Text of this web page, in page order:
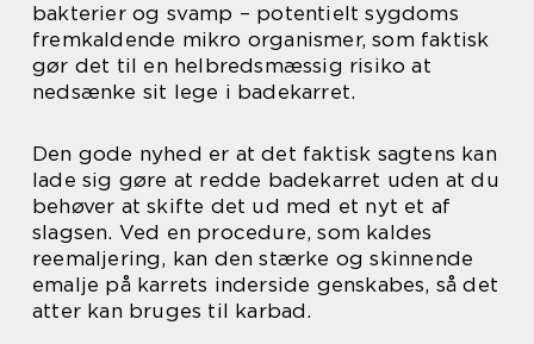
bakterier og svamp – potentielt sygdoms
fremkaldende mikro organismer, som faktisk
gør det til en helbredsmæssig risiko at
nedsænke sit lege i badekarret.
Den gode nyhed er at det faktisk sagtens kan
lade sig gøre at redde badekarret uden at du
behøver at skifte det ud med et nyt et af
slagsen. Ved en procedure, som kaldes
reemaljering, kan den stærke og skinnende
emalje på karrets inderside genskabes, så det
atter kan bruges til karbad.